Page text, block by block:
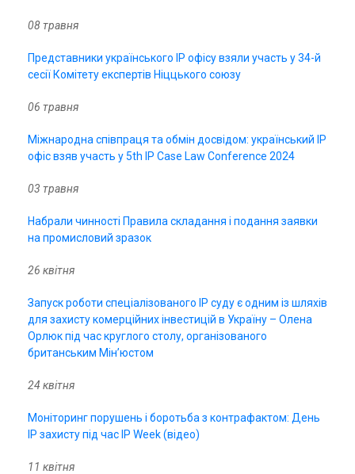
08 травня
Представники українського IP офісу взяли участь у 34-й
сесії Комітету експертів Ніццького союзу
06 травня
Міжнародна співпраця та обмін досвідом: український IP
офіс взяв участь у 5th IP Case Law Conference 2024
03 травня
Набрали чинності Правила складання і подання заявки
на промисловий зразок
26 квітня
Запуск роботи спеціалізованого ІР суду є одним із шляхів
для захисту комерційних інвестицій в Україну – Олена
Орлюк під час круглого столу, організованого
британським Мін’юстом
24 квітня
Моніторинг порушень і боротьба з контрафактом: День
IP захисту під час IP Week (відео)
11 квітня